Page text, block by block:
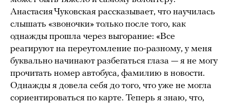
Анастасия Чуковская рассказывает, что научилась
слышать «звоночки» только после того, как
однажды прошла через выгорание: «Все
реагируют на переутомление по-разному, у меня
буквально начинают разбегаться глаза — я не могу
прочитать номер автобуса, фамилию в новости.
Однажды я довела себя до того, что уже не могла
сориентироваться по карте. Теперь я знаю, что,